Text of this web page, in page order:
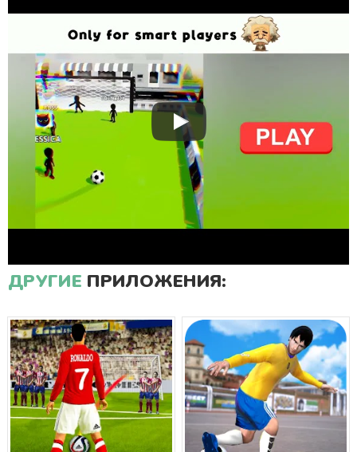
ДРУГИЕ ПРИЛОЖЕНИЯ: